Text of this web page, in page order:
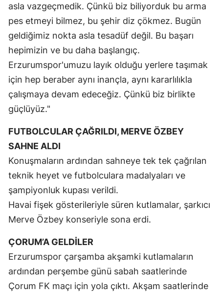
asla vazgeçmedik. Çünkü biz biliyorduk bu arma
pes etmeyi bilmez, bu şehir diz çökmez. Bugün
geldiğimiz nokta asla tesadüf değil. Bu başarı
hepimizin ve bu daha başlangıç.
Erzurumspor'umuzu layık olduğu yerlere taşımak
için hep beraber aynı inançla, aynı kararlılıkla
çalışmaya devam edeceğiz. Çünkü biz birlikte
güçlüyüz."
FUTBOLCULAR ÇAĞRILDI, MERVE ÖZBEY
SAHNE ALDI
Konuşmaların ardından sahneye tek tek çağrılan
teknik heyet ve futbolculara madalyaları ve
şampiyonluk kupası verildi.
Havai fişek gösterileriyle süren kutlamalar, şarkıcı
Merve Özbey konseriyle sona erdi.
ÇORUM’A GELDİLER
Erzurumspor çarşamba akşamki kutlamaların
ardından perşembe günü sabah saatlerinde
Çorum FK maçı için yola çıktı. Akşam saatlerinde